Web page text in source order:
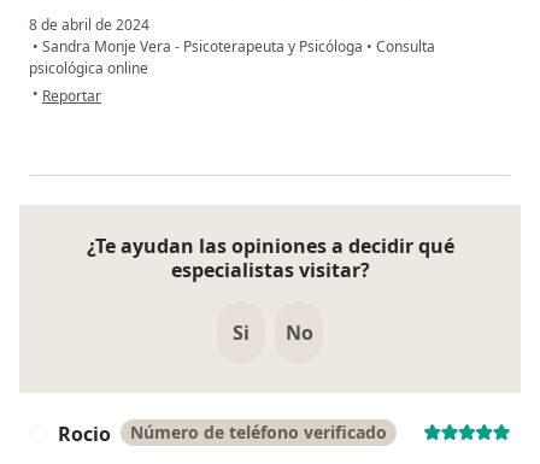
8 de abril de 2024
• Sandra Monje Vera - Psicoterapeuta y Psicóloga • Consulta
psicológica online
• en opinión del usuario Pamela A M
Reportar
¿Te ayudan las opiniones a decidir qué
especialistas visitar?
Si No
Rocio Número de teléfono verificado